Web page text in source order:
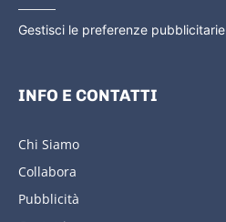
Gestisci le preferenze pubblicitarie
INFO E CONTATTI
Chi Siamo
Collabora
Pubblicità